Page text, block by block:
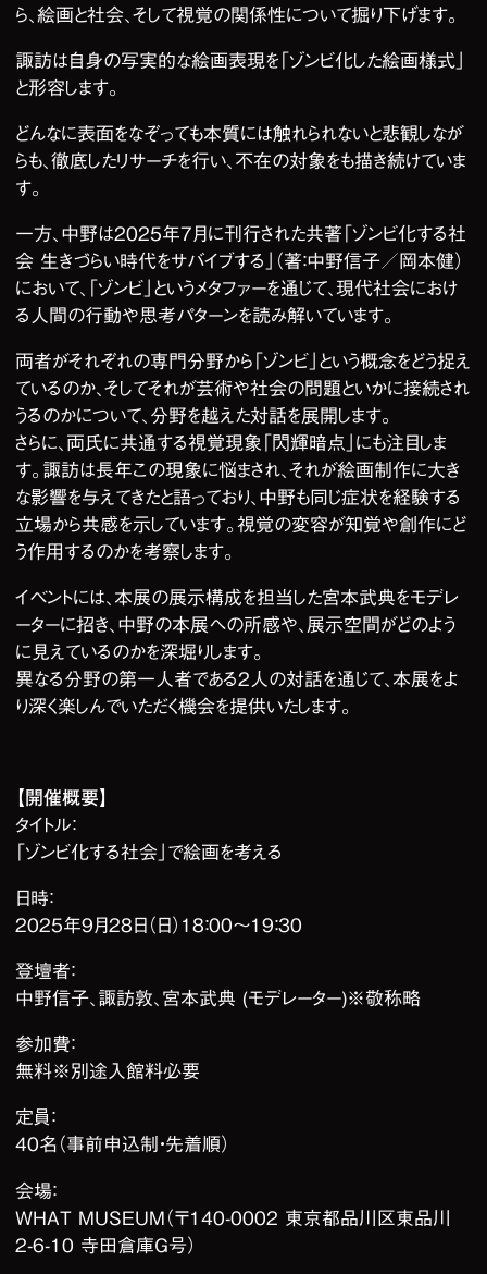
ら、絵画と社会、そして視覚の関係性について掘り下げます。
諏訪は自身の写実的な絵画表現を「ゾンビ化した絵画様式」
と形容します。
どんなに表面をなぞっても本質には触れられないと悲観しなが
らも、徹底したリサーチを行い、不在の対象をも描き続けていま
す。
一方、中野は2025年7月に刊行された共著「ゾンビ化する社
会 生きづらい時代をサバイブする」（著：中野信子／岡本健）
において、「ゾンビ」というメタファーを通じて、現代社会におけ
る人間の行動や思考パターンを読み解いています。
両者がそれぞれの専門分野から「ゾンビ」という概念をどう捉え
ているのか、そしてそれが芸術や社会の問題といかに接続され
うるのかについて、分野を越えた対話を展開します。
さらに、両氏に共通する視覚現象「閃輝暗点」にも注目しま
す。諏訪は長年この現象に悩まされ、それが絵画制作に大き
な影響を与えてきたと語っており、中野も同じ症状を経験する
立場から共感を示しています。視覚の変容が知覚や創作にど
う作用するのかを考察します。
イベントには、本展の展示構成を担当した宮本武典をモデレ
ーターに招き、中野の本展への所感や、展示空間がどのよう
に見えているのかを深堀りします。
異なる分野の第一人者である2人の対話を通じて、本展をよ
り深く楽しんでいただく機会を提供いたします。
【開催概要】
タイトル：
「ゾンビ化する社会」で絵画を考える
日時：
2025年9月28日（日）18：00〜19：30
登壇者：
中野信子、諏訪敦、宮本武典 (モデレーター)※敬称略
参加費：
無料※別途入館料必要
定員：
40名（事前申込制・先着順）
会場：
WHAT MUSEUM（〒140-0002 東京都品川区東品川
2-6-10 寺田倉庫G号）